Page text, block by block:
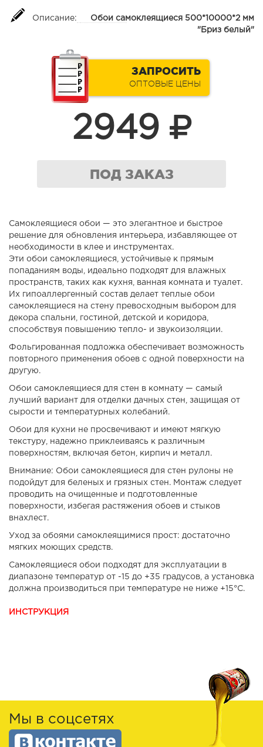
Описание:
Обои самоклеящиеся 500*10000*2 мм
"Бриз белый"
ЗАПРОСИТЬ
ОПТОВЫЕ ЦЕНЫ
2949
ПОД ЗАКАЗ
Самоклеящиеся обои — это элегантное и быстрое
решение для обновления интерьера, избавляющее от
необходимости в клее и инструментах.
Эти обои самоклеящиеся, устойчивые к прямым
попаданиям воды, идеально подходят для влажных
пространств, таких как кухня, ванная комната и туалет.
Их гипоаллергенный состав делает теплые обои
самоклеящиеся на стену превосходным выбором для
декора спальни, гостиной, детской и коридора,
способствуя повышению тепло- и звукоизоляции.
Фольгированная подложка обеспечивает возможность
повторного применения обоев с одной поверхности на
другую.
Обои самоклеящиеся для стен в комнату — самый
лучший вариант для отделки дачных стен, защищая от
сырости и температурных колебаний.
Обои для кухни не просвечивают и имеют мягкую
текстуру, надежно приклеиваясь к различным
поверхностям, включая бетон, кирпич и металл.
Внимание: Обои самоклеящиеся для стен рулоны не
подойдут для беленых и грязных стен. Монтаж следует
проводить на очищенные и подготовленные
поверхности, избегая растяжения обоев и стыков
внахлест.
Уход за обоями самоклеящимися прост: достаточно
мягких моющих средств.
Самоклеящиеся обои подходят для эксплуатации в
диапазоне температур от -15 до +35 градусов, а установка
должна производиться при температуре не ниже +15°C.
ИНСТРУКЦИЯ
Мы в соцсетях